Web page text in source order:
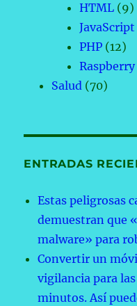
HTML (9)
JavaScript
PHP (12)
Raspberry
Salud (70)
ENTRADAS
Estas peligrosas
demuestran que
malware» para
Convertir un
vigilancia para
minutos. Así